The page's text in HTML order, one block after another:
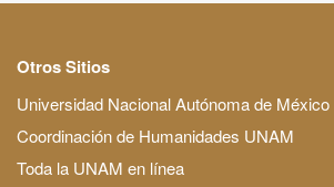
Otros Sitios
Universidad Nacional Autónoma de México
Coordinación de Humanidades UNAM
Toda la UNAM en línea